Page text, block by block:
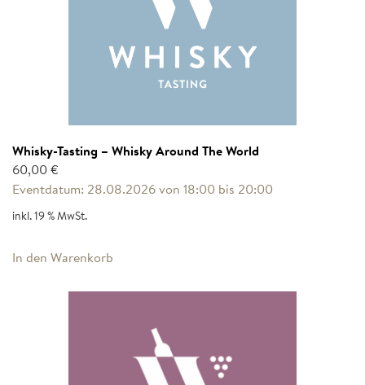
Whisky-Tasting – Whisky Around The World
60,00€
Eventdatum: 28.08.2026 von 18:00 bis 20:00
inkl. 19 % MwSt.
In den Warenkorb